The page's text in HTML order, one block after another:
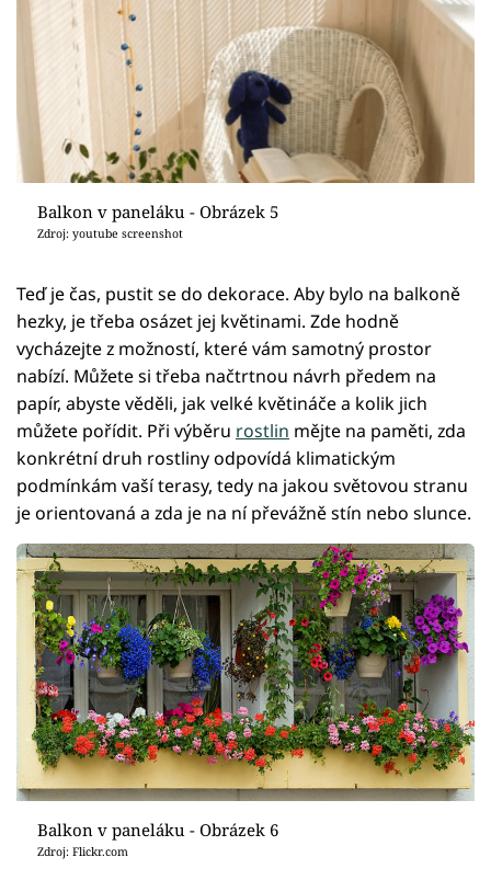
Balkon v paneláku - Obrázek 5
Zdroj: youtube screenshot
Teď je čas, pustit se do dekorace. Aby bylo na balkoně
hezky, je třeba osázet jej květinami. Zde hodně
vycházejte z možností, které vám samotný prostor
nabízí. Můžete si třeba načtrtnou návrh předem na
papír, abyste věděli, jak velké květináče a kolik jich
můžete pořídit. Při výběru rostlin mějte na paměti, zda
konkrétní druh rostliny odpovídá klimatickým
podmínkám vaší terasy, tedy na jakou světovou stranu
je orientovaná a zda je na ní převážně stín nebo slunce.
Balkon v paneláku - Obrázek 6
Zdroj: Flickr.com